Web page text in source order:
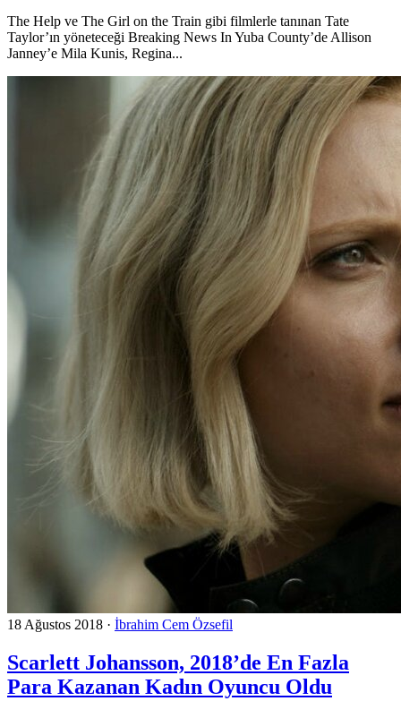
The Help ve The Girl on the Train gibi filmlerle tanınan Tate
Taylor’ın yöneteceği Breaking News In Yuba County’de Allison
Janney’e Mila Kunis, Regina...
18 Ağustos 2018 · İbrahim Cem Özsefil
Scarlett Johansson, 2018’de En Fazla
Para Kazanan Kadın Oyuncu Oldu